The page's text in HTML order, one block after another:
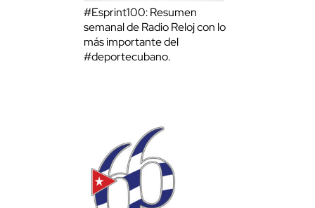
#Esprint100: Resumen
semanal de Radio Reloj con lo
más importante del
#deportecubano.